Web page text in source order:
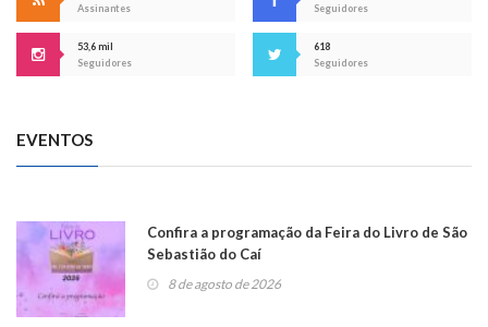
Assinantes
Seguidores
53,6 mil
Seguidores
618
Seguidores
EVENTOS
Confira a programação da Feira do Livro de São
Sebastião do Caí
8 de agosto de 2026